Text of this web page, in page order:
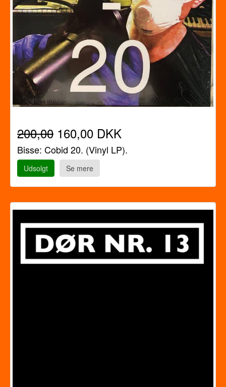
200,00 160,00 DKK
Bisse: Cobid 20. (Vinyl LP).
Udsolgt Se mere